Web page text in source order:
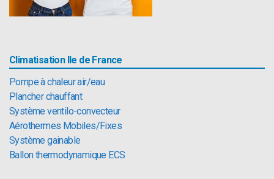
Climatisation Ile de France
Pompe à chaleur air/eau
Plancher chauffant
Système ventilo-convecteur
Aérothermes Mobiles/Fixes
Système gainable
Ballon thermodynamique ECS